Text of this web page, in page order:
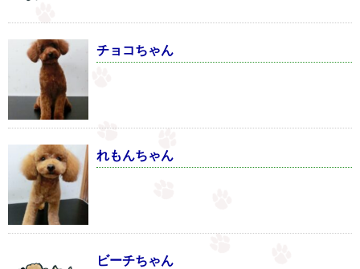
チョコちゃん
れもんちゃん
ビーチちゃん